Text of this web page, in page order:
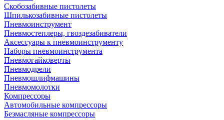
Скобозабивные пистолеты
Шпилькозабивные пистолеты
Пневмоинструмент
Пневмостеплеры, гвоздезабиватели
Аксессуары к пневмоинструменту
Наборы пневмоинструмента
Пневмогайковерты
Пневмодрели
Пневмошлифмашины
Пневмомолотки
Компрессоры
Автомобильные компрессоры
Безмасляные компрессоры